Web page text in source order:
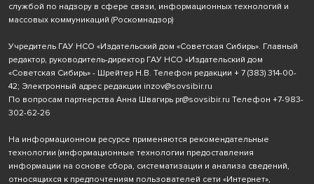
службой по надзору в сфере связи, информационных технологий и
массовых коммуникаций (Роскомнадзор)
Учредитель ГАУ НСО «Издательский дом «Советская Сибирь». Главный
редактор, руководитель-директор ГАУ НСО «Издательский дом
«Советская Сибирь» - Шрейтер Н.В. Телефон редакции + 7 (383) 314-00-
42; Электронный адрес редакции inzov@sovsibir.ru
По вопросам партнерства Анна Швагирь pr@sovsibir.ru Телефон +7-983-
302-62-26
На информационном ресурсе применяются рекомендательные
технологии (информационные технологии предоставления
информации на основе сбора, систематизации и анализа сведений,
относящихся к предпочтениям пользователей сети «Интернет»,